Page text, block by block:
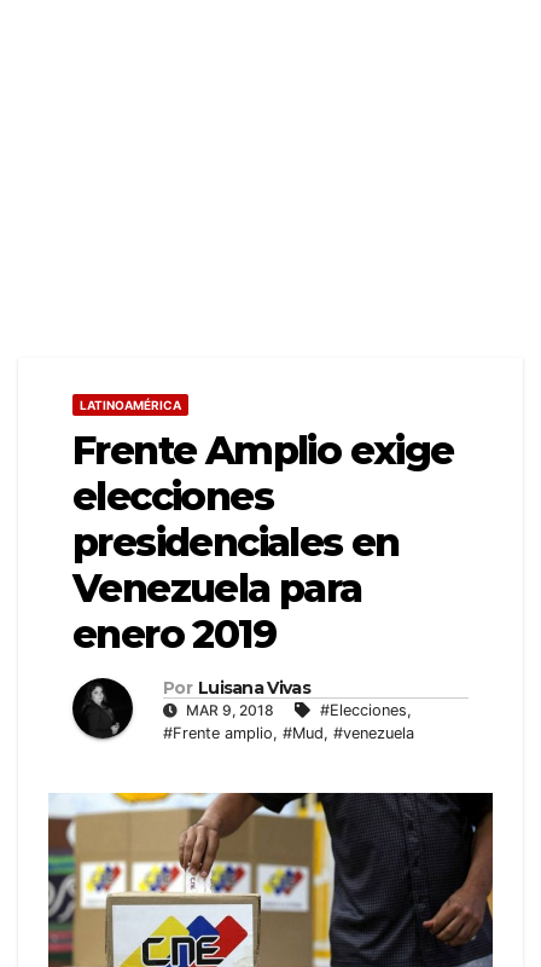
LATINOAMÉRICA
Frente Amplio exige
elecciones
presidenciales en
Venezuela para
enero 2019
Por Luisana Vivas
MAR 9, 2018 #Elecciones,
#Frente amplio, #Mud, #venezuela